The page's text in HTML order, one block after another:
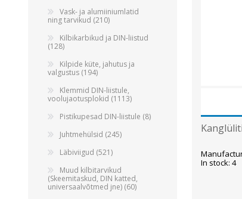
Vaskkaablid ja -juhtmed
Painduvad kontrollkaablid
In stock: 4
Vask- ja alumiiniumlatid
ning tarvikud (210)
Kilbikarbikud ja DIN-liistud
(128)
Kilpide küte, jahutus ja
valgustus (194)
Klemmid DIN-liistule,
voolujaotusplokid (1113)
Pistikupesad DIN-liistule (8)
Juhtmehülsid (245)
Läbiviigud (521)
Muud kilbitarvikud
(Skeemitaskud, DIN katted,
universaalvõtmed jne) (60)